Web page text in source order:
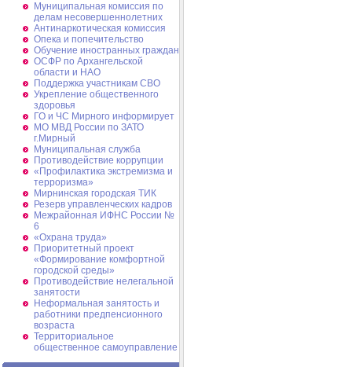
Муниципальная комиссия по
делам несовершеннолетних
Антинаркотическая комиссия
Опека и попечительство
Обучение иностранных граждан
ОСФР по Архангельской
области и НАО
Поддержка участникам СВО
Укрепление общественного
здоровья
ГО и ЧС Мирного информирует
МО МВД России по ЗАТО
г.Мирный
Муниципальная cлужба
Противодействие коррупции
«Профилактика экстремизма и
терроризма»
Мирнинская городская ТИК
Резерв управленческих кадров
Межрайонная ИФНС России №
6
«Охрана труда»
Приоритетный проект
«Формирование комфортной
городской среды»
Противодействие нелегальной
занятости
Неформальная занятость и
работники предпенсионного
возраста
Территориальное
общественное самоуправление